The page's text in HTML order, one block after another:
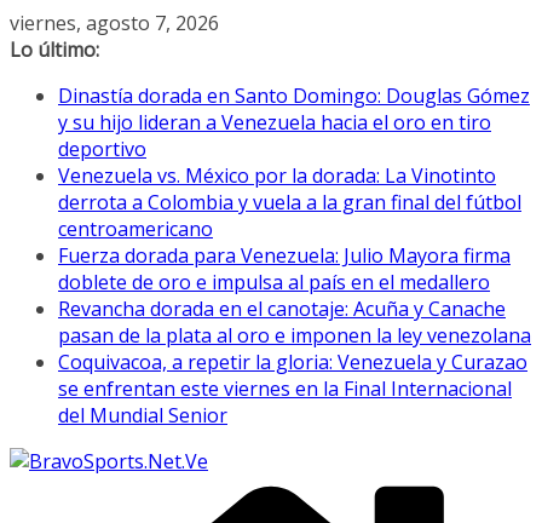
Saltar
al
viernes, agosto 7, 2026
Lo último:
Dinastía dorada en Santo Domingo: Douglas Gómez
y su hijo lideran a Venezuela hacia el oro en tiro
deportivo
Venezuela vs. México por la dorada: La Vinotinto
derrota a Colombia y vuela a la gran final del fútbol
centroamericano
Fuerza dorada para Venezuela: Julio Mayora firma
doblete de oro e impulsa al país en el medallero
Revancha dorada en el canotaje: Acuña y Canache
pasan de la plata al oro e imponen la ley venezolana
Coquivacoa, a repetir la gloria: Venezuela y Curazao
se enfrentan este viernes en la Final Internacional
del Mundial Senior